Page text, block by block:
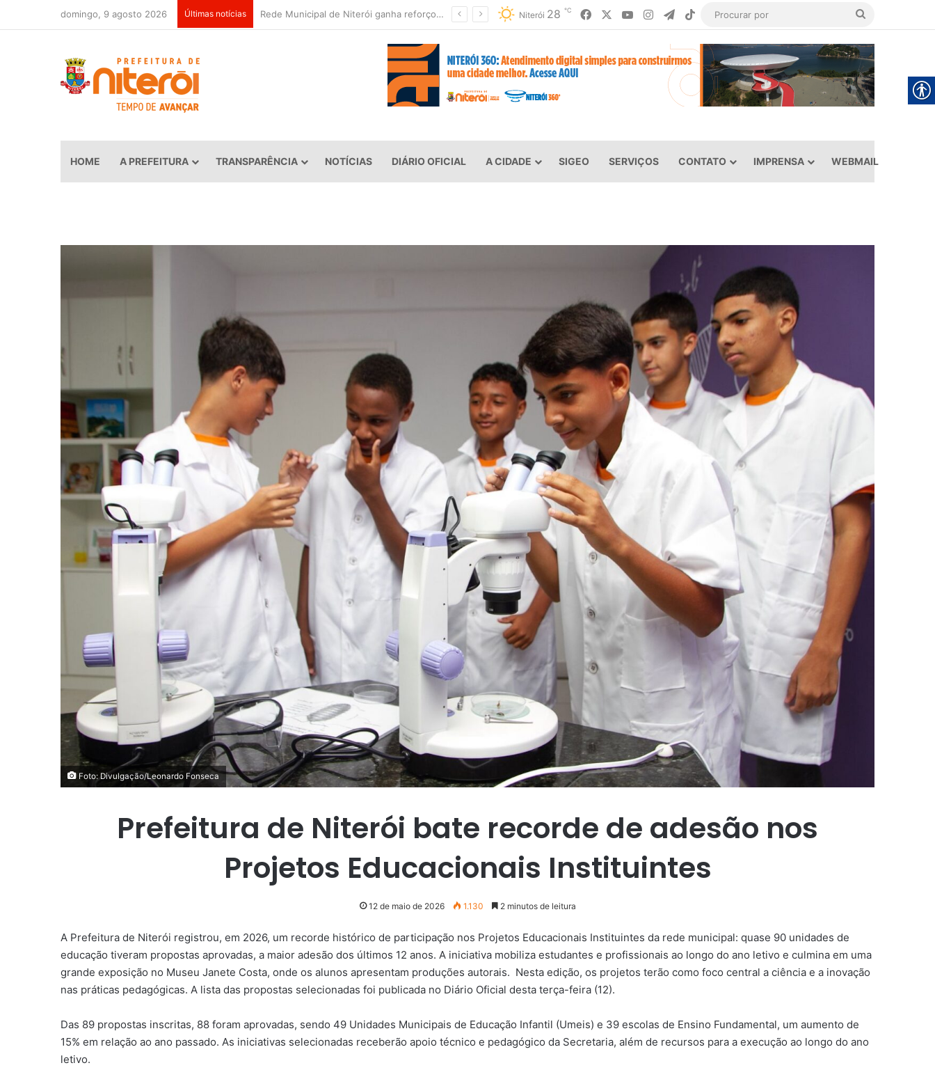
domingo, 9 agosto 2026 Últimas notícias Niterói fecha parques e suspende aulas devido à previsão de ventos fortes Niterói 28 ℃ FacebookYouTubeInstagramTelegram
TikTok
HOME A PREFEITURA TRANSPARÊNCIA NOTÍCIAS DIÁRIO OFICIAL A CIDADE SIGEO SERVIÇOS CONTATO IMPRENSA WEBMAIL
Foto: Divulgação/Leonardo Fonseca
Prefeitura de Niterói bate recorde de adesão nos
Projetos Educacionais Instituintes
12 de maio de 2026 1.130 2 minutos de leitura
A Prefeitura de Niterói registrou, em 2026, um recorde histórico de participação nos Projetos Educacionais Instituintes da rede municipal: quase 90 unidades de
educação tiveram propostas aprovadas, a maior adesão dos últimos 12 anos. A iniciativa mobiliza estudantes e profissionais ao longo do ano letivo e culmina em uma
grande exposição no Museu Janete Costa, onde os alunos apresentam produções autorais. Nesta edição, os projetos terão como foco central a ciência e a inovação
nas práticas pedagógicas. A lista das propostas selecionadas foi publicada no Diário Oficial desta terça-feira (12).
Das 89 propostas inscritas, 88 foram aprovadas, sendo 49 Unidades Municipais de Educação Infantil (Umeis) e 39 escolas de Ensino Fundamental, um aumento de
15% em relação ao ano passado. As iniciativas selecionadas receberão apoio técnico e pedagógico da Secretaria, além de recursos para a execução ao longo do ano
letivo.